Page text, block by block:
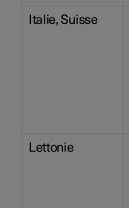
Italie, Suisse
Lettonie